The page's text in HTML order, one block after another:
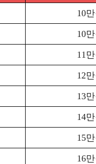
10
10
11
12
13
14
15
16